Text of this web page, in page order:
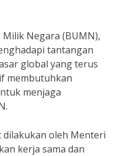
Negara (BUMN),
tantangan
global yang terus
membutuhkan
menjaga
dilakukan oleh Menteri
kerja sama dan